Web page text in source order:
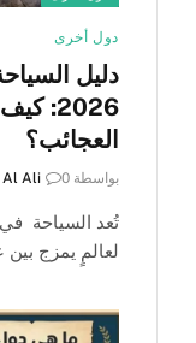
دول أخرى
دليل
2026:
العجائب؟
بواسطة Al Ali 0
تُعد السياحة
لعالمٍ يمزج بين